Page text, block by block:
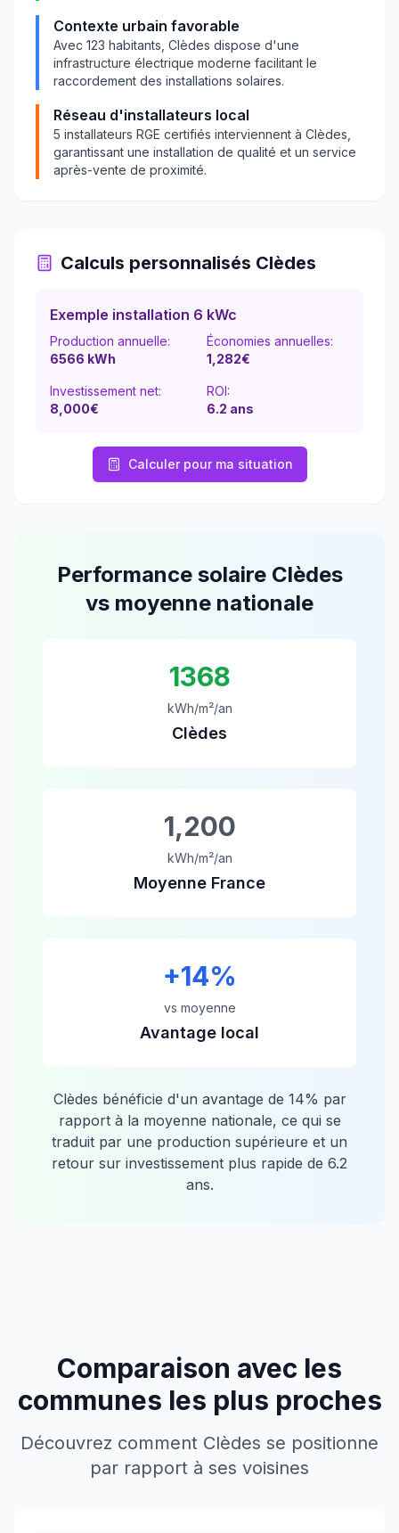
Contexte urbain favorable
Avec 123 habitants, Clèdes dispose d'une
infrastructure électrique moderne facilitant le
raccordement des installations solaires.
Réseau d'installateurs local
5 installateurs RGE certifiés interviennent à Clèdes
garantissant une installation de qualité et un service
après-vente de proximité.
Calculs personnalisés Clèdes
Exemple installation 6 kWc
Production annuelle:
6566 kWh
Économies annuelles:
1,282€
Investissement net:
8,000€
ROI:
6.2 ans
Calculer pour ma situation
Performance solaire Clèdes
vs moyenne nationale
1368
kWh/m²/an
Clèdes
1,200
kWh/m²/an
Moyenne France
+14%
vs moyenne
Avantage local
Clèdes bénéficie d'un avantage de 14% par
rapport à la moyenne nationale, ce qui se
traduit par une production supérieure et un
retour sur investissement plus rapide de 6.2
ans.
Comparaison avec les
communes les plus proches
Découvrez comment Clèdes se positionne
par rapport à ses voisines